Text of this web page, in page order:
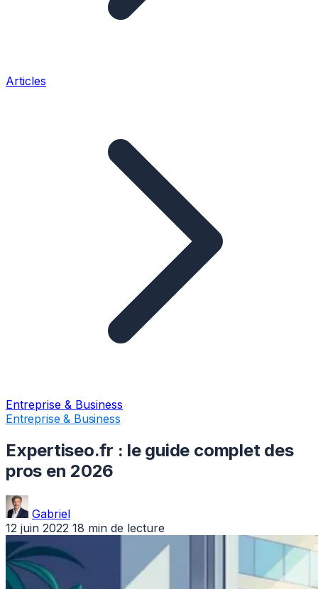
Articles
Entreprise & Business
Entreprise & Business
Expertiseo.fr : le guide complet des
pros en 2026
Gabriel
12 juin 2022 18 min de lecture